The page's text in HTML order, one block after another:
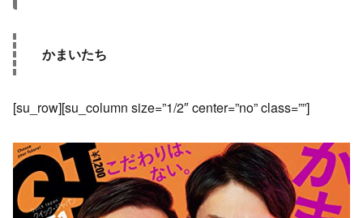
かまいたち
[su_row][su_column size=”1/2″ center=”no” class=””]